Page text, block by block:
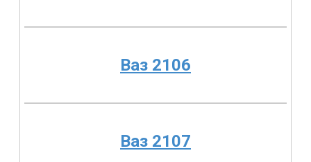
Ваз 2106
Ваз 2107